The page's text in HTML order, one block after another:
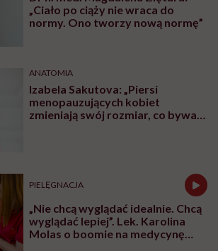
„Ciało po ciąży nie wraca do
normy. Ono tworzy nową normę”
ANATOMIA
Izabela Sakutova: „Piersi
menopauzujących kobiet
zmieniają swój rozmiar, co bywa
PIELĘGNACJA
„Nie chcą wyglądać idealnie. Chcą
wyglądać lepiej”. Lek. Karolina
Molas o boomie na medycynę